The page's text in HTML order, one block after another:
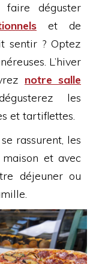
faire déguster
et de
sentir ? Optez
L’hiver
notre salle
les
et tartiflettes.
rassurent, les
et avec
déjeuner ou